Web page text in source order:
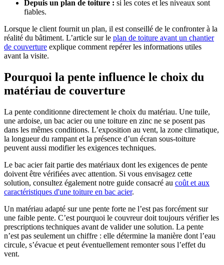
Depuis un plan de toiture : si les cotes et les niveaux sont
fiables.
Lorsque le client fournit un plan, il est conseillé de le confronter à la
réalité du bâtiment. L’article sur le plan de toiture avant un chantier
de couverture explique comment repérer les informations utiles
avant la visite.
Pourquoi la pente influence le choix du
matériau de couverture
La pente conditionne directement le choix du matériau. Une tuile,
une ardoise, un bac acier ou une toiture en zinc ne se posent pas
dans les mêmes conditions. L’exposition au vent, la zone climatique,
la longueur du rampant et la présence d’un écran sous-toiture
peuvent aussi modifier les exigences techniques.
Le bac acier fait partie des matériaux dont les exigences de pente
doivent être vérifiées avec attention. Si vous envisagez cette
solution, consultez également notre guide consacré au coût et aux
caractéristiques d'une toiture en bac acier.
Un matériau adapté sur une pente forte ne l’est pas forcément sur
une faible pente. C’est pourquoi le couvreur doit toujours vérifier les
prescriptions techniques avant de valider une solution. La pente
n’est pas seulement un chiffre : elle détermine la manière dont l’eau
circule, s’évacue et peut éventuellement remonter sous l’effet du
vent.